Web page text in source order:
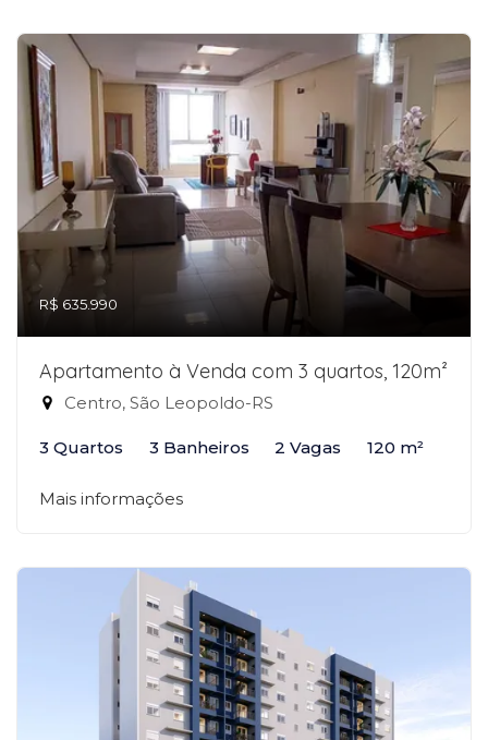
R$ 635.990
Apartamento à Venda com 3 quartos, 120m²
Centro, São Leopoldo-RS
3 Quartos 3 Banheiros 2 Vagas 120 m²
Mais informações